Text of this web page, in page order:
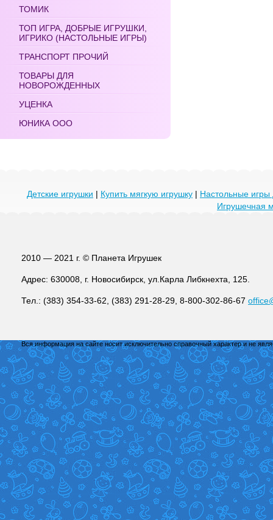
ТОМИК
ТОП ИГРА, ДОБРЫЕ ИГРУШКИ,
ИГРИКО (НАСТОЛЬНЫЕ ИГРЫ)
ТРАНСПОРТ ПРОЧИЙ
ТОВАРЫ ДЛЯ
НОВОРОЖДЕННЫХ
УЦЕНКА
ЮНИКА ООО
Детские игрушки | Купить мягкую игрушку | Настольные игры
Игрушечная
2010 — 2021 г. © Планета Игрушек
Адрес: 630008, г. Новосибирск, ул.Карла Либкнехта, 125.
Тел.: (383) 354-33-62, (383) 291-28-29, 8-800-302-86-67
Вся информация на сайте носит исключительно справочный характер и не